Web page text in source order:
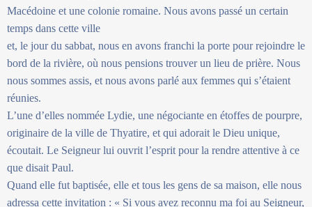
Macédoine et une colonie romaine. Nous avons passé un certain
temps dans cette ville
et, le jour du sabbat, nous en avons franchi la porte pour rejoindre le
bord de la rivière, où nous pensions trouver un lieu de prière. Nous
nous sommes assis, et nous avons parlé aux femmes qui s’étaient
réunies.
L’une d’elles nommée Lydie, une négociante en étoffes de pourpre,
originaire de la ville de Thyatire, et qui adorait le Dieu unique,
écoutait. Le Seigneur lui ouvrit l’esprit pour la rendre attentive à ce
que disait Paul.
Quand elle fut baptisée, elle et tous les gens de sa maison, elle nous
adressa cette invitation : « Si vous avez reconnu ma foi au Seigneur,